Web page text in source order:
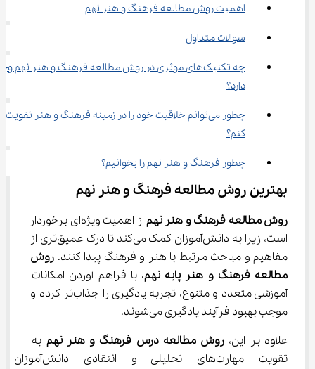
اهمیت روش مطالعه فرهنگ و هنر نهم
سوالات متداول
چه تکنیک‌های موثری در روش مطالعه فرهنگ و هنر نهم
دارد؟
چطور می‌توانم خلاقیت خود را در زمینه فرهنگ و هنر تقویت
کنم؟
چطور فرهنگ و هنر نهم را بخوانیم؟
بهترین روش مطالعه فرهنگ و هنر نهم
روش مطالعه فرهنگ و هنر نهم
از اهمیت ویژه‌ای برخوردار
است، زیرا به دانش‌آموزان کمک می‌کند تا درک عمیق‌تری از
مفاهیم و مباحث مرتبط با هنر و فرهنگ پیدا کنند. روش
مطالعه فرهنگ و هنر پایه نهم، با فراهم آوردن امکانات
آموزشی متعدد و متنوع، تجربه یادگیری را جذاب‌تر کرده و
موجب بهبود فرآیند یادگیری می‌شوند.
علاوه بر این، روش مطالعه درس فرهنگ و هنر نهم به
تقویت مهارت‌های تحلیلی و